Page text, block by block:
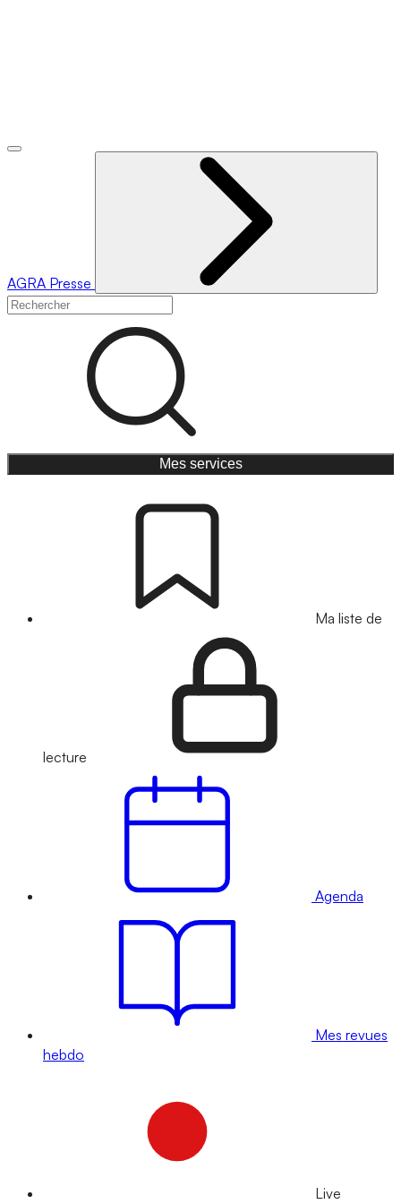
AGRA Presse
Mes services
Ma liste de
lecture
Agenda
Mes revues
hebdo
Live